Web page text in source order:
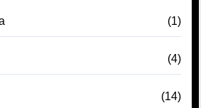
(1)
(4)
(14)